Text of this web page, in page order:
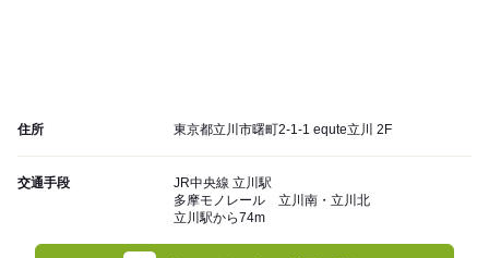
住所 東京都立川市曙町2-1-1 equte立川 2F
交通手段
JR中央線 立川駅
多摩モノレール 立川南・立川北
立川駅から74m